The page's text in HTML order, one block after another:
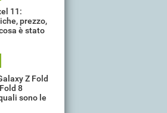
11:
prezzo,
è stato
Z Fold
8
sono le